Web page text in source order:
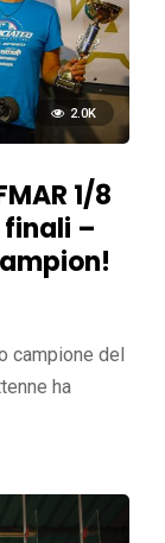
2.0K
1/8
–
campione del
ha